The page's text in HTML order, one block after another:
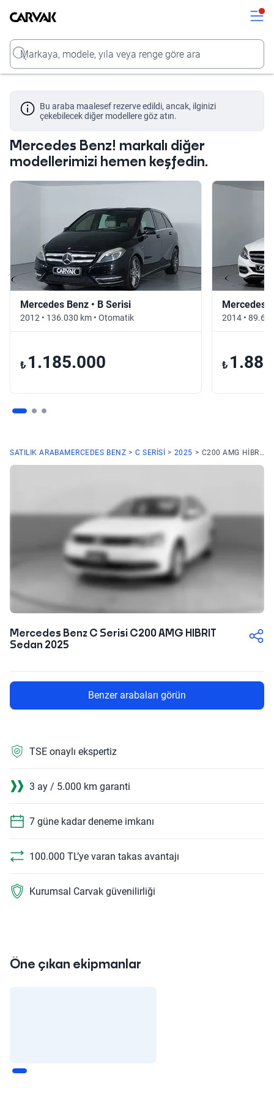
Kavak
Input
Bu araba maalesef rezerve edildi, ancak, ilginizi
çekebilecek diğer modellere göz atın.
Mercedes Benz! markalı diğer
modellerimizi hemen keşfedin.
Mercedes Benz • B Serisi
2012 • 136.030 km • Otomatik
₺ 1.185.000
Mercedes
2014 •
₺
SATILIK ARABAMERCEDES BENZ C SERISI 2025 C200 AMG HIBRIT
Mercedes Benz C Serisi C200 AMG HIBRIT
Sedan 2025
Benzer arabaları görün
TSE onaylı ekspertiz
3 ay / 5.000 km garanti
7 güne kadar deneme imkanı
100.000 TL’ye varan takas avantajı
Kurumsal Carvak güvenilirliği
Öne çıkan ekipmanlar